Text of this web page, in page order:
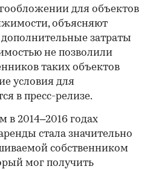
для объектов
объясняют
затраты
не позволили
таких объектов
условия для
в пресс-релизе.
2014–2016 годах
стала значительно
собственником
мог получить